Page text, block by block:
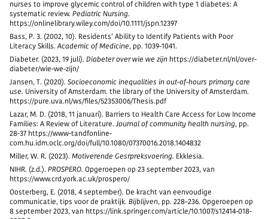
nurses to improve glycemic control of children with type 1 diabetes: A
systematic review. Pediatric Nursing.
https://onlinelibrary.wiley.com/doi/10.1111/jspn.12397
Bass, P. 3. (2002, 10). Residents’ Ability to Identify Patients with Poor
Literacy Skills.Academic of Medicine, pp. 1039-1041.
Diabeter. (2023, 19 juli). Diabeter over wie we zijnhttps://diabeter.nl/nl/over-
diabeter/wie-we-zijn/
Jansen, T. (2020). Socioeconomic inequalities in out-of-hours primary care
use. University of Amsterdam. the library of the University of Amsterdam.
https://pure.uva.nl/ws/files/52353006/Thesis.pdf
Lazar, M. D. (2018, 11 januari). Barriers to Health Care Access for Low Income
Families: A Review of Literature.Journal of community health nursing, pp.
28-37 https://www-tandfonline-
com.hu.idm.oclc.org/doi/full/10.1080/07370016.2018.1404832
Miller, W. R. (2023). Motiverende Gesrpreksvoering. Ekklesia.
NIHR. (z.d.). PROSPERO. Opgeroepen op 23 september 2023, van
https://www.crd.york.ac.uk/prospero/
Oosterberg, E. (2018, 4 september). De kracht van eenvoudige
communicatie, tips voor de praktijk. Bijblijven, pp. 228–236. Opgeroepen op
8 september 2023, van https://link.springer.com/article/10.1007/s12414-018-